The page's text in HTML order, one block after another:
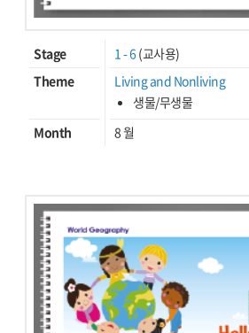
Stage 1 - 6(교사용)
Theme
Living and Nonliving
생물/무생물
Month
8 월